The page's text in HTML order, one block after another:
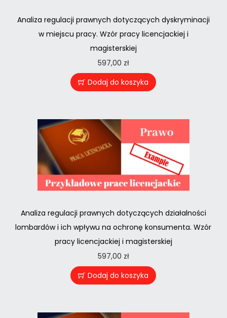
Analiza regulacji prawnych dotyczących dyskryminacji
w miejscu pracy. Wzór pracy licencjackiej i
magisterskiej
597,00 zł
Dodaj do koszyka
Analiza regulacji prawnych dotyczących działalności
lombardów i ich wpływu na ochronę konsumenta. Wzór
pracy licencjackiej i magisterskiej
597,00 zł
Dodaj do koszyka